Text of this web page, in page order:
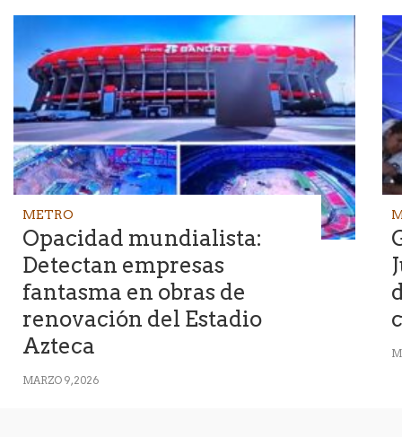
METRO
Opacidad mundialista:
Detectan empresas
fantasma en obras de
renovación del Estadio
Azteca
MARZO 9, 2026